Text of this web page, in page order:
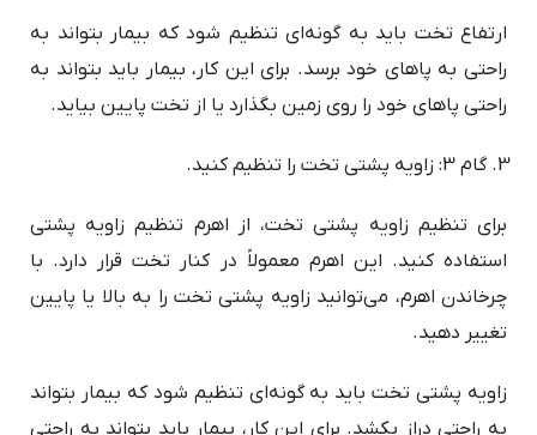
ارتفاع تخت باید به گونه‌ای تنظیم شود که بیمار بتواند به
راحتی به پاهای خود برسد. برای این کار، بیمار باید بتواند به
راحتی پاهای خود را روی زمین بگذارد یا از تخت پایین بیاید.
گام 3: زاویه پشتی تخت را تنظیم کنید.
برای تنظیم زاویه پشتی تخت، از اهرم تنظیم زاویه پشتی
استفاده کنید. این اهرم معمولاً در کنار تخت قرار دارد. با
چرخاندن اهرم، می‌توانید زاویه پشتی تخت را به بالا یا پایین
تغییر دهید.
زاویه پشتی تخت باید به گونه‌ای تنظیم شود که بیمار بتواند
به راحتی دراز بکشد. برای این کار، بیمار باید بتواند به راحتی